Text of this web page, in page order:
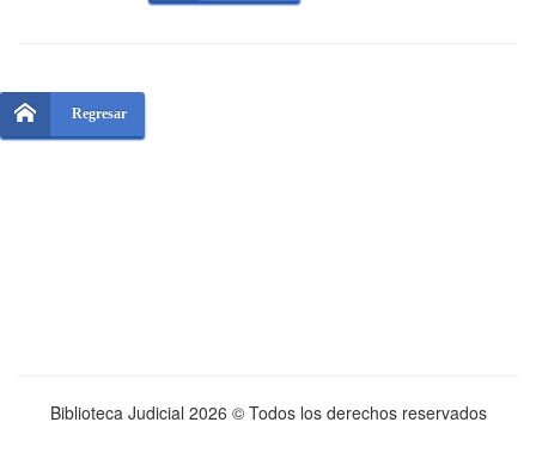
Regresar
Biblioteca Judicial 2026 © Todos los derechos reservados